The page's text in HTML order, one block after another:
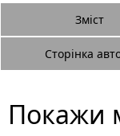
Зміст
Сторінка
Покажи